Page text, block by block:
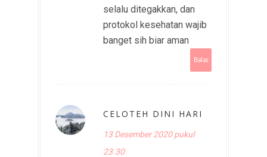
selalu ditegakkan, dan
protokol kesehatan wajib
banget sih biar aman
Balas
CELOTEH DINI HARI
13 Desember 2020 pukul
23.30